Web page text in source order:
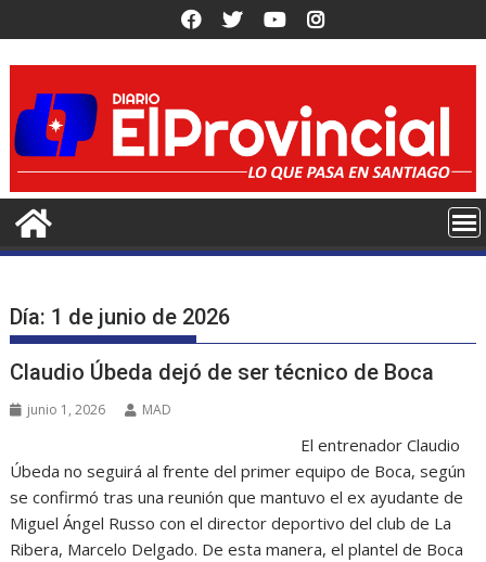
al
contenido
Día: 1 de junio de 2026
Claudio Úbeda dejó de ser técnico de Boca
junio 1, 2026 MAD
El entrenador Claudio
Úbeda no seguirá al frente del primer equipo de Boca, según
se confirmó tras una reunión que mantuvo el ex ayudante de
Miguel Ángel Russo con el director deportivo del club de La
Ribera, Marcelo Delgado. De esta manera, el plantel de Boca